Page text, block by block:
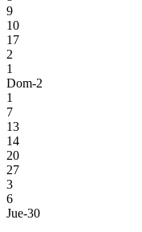
9
10
17
2
1
Dom-2
1
7
13
14
20
27
3
6
Jue-30